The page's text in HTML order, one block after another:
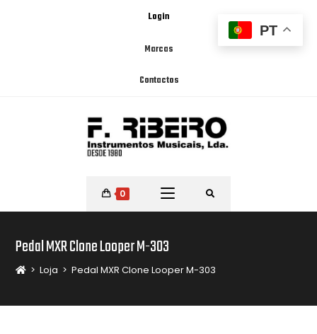
Login
Marcas
Contactos
0
Pedal MXR Clone Looper M-303
> Loja > Pedal MXR Clone Looper M-303
PT